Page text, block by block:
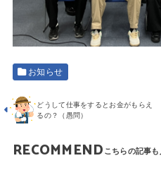
お知らせ
どうして仕事をするとお金がもらえ
るの？（愚問）
RECOMMEND